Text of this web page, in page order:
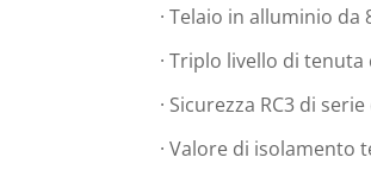
· Telaio in alluminio
· Triplo livello di
· Sicurezza RC3 di
· Valore di isolamento